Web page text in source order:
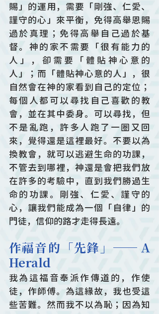
賜」的運用，需要「剛強、仁愛、
謹守的心」來平衡，免得高舉恩賜
過於真理；免得高舉自己過於基
督。神的家不需要「很有能力的
人」，卻需要「體貼神心意的
人」；而「體貼神心意的人」，很
自然會在神的家看到自己的定位；
每個人都可以尋找自己喜歡的教
會，並在其中委身。可以尋找，但
不是亂跑，許多人跑了一圈又回
來，覺得還是這裡最好。不要以為
換教會，就可以逃避生命的功課，
不管去到哪裡，神還是會把我們放
在許多的考驗中，直到我們勝過生
命的功課。剛強、仁愛、謹守的
心，讓我們能成為一個「自律」的
門徒，信仰的路才走得長遠。
作福音的「先鋒」── A
Herald
我為這福音奉派作傳道的，作使
徒，作師傅。為這緣故，我也受這
些苦難。然而我不以為恥；因為知